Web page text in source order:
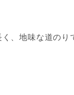
、地味な道のり